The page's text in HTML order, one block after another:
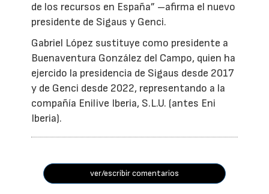
de los recursos en España” –afirma el nuevo
presidente de Sigaus y Genci.
Gabriel López sustituye como presidente a
Buenaventura González del Campo, quien ha
ejercido la presidencia de Sigaus desde 2017
y de Genci desde 2022, representando a la
compañía Enilive Iberia, S.L.U. (antes Eni
Iberia).
ver/escribir comentarios